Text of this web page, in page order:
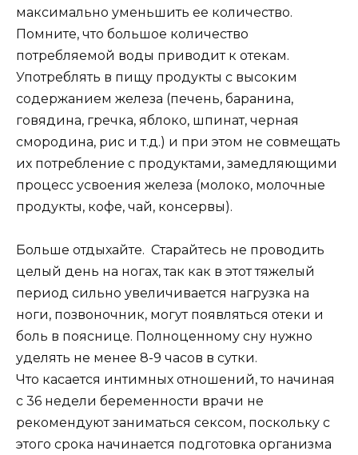
максимально уменьшить ее количество.
Помните, что большое количество
потребляемой воды приводит к отекам.
Употреблять в пищу продукты с высоким
содержанием железа (печень, баранина,
говядина, гречка, яблоко, шпинат, черная
смородина, рис и т.д.) и при этом не совмещать
их потребление с продуктами, замедляющими
процесс усвоения железа (молоко, молочные
продукты, кофе, чай, консервы).
Больше отдыхайте. Старайтесь не проводить
целый день на ногах, так как в этот тяжелый
период сильно увеличивается нагрузка на
ноги, позвоночник, могут появляться отеки и
боль в пояснице. Полноценному сну нужно
уделять не менее 8-9 часов в сутки.
Что касается интимных отношений, то начиная
с 36 недели беременности врачи не
рекомендуют заниматься сексом, поскольку с
этого срока начинается подготовка организма